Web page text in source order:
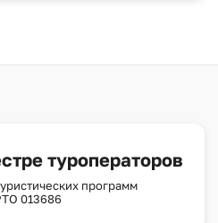
туроператоров
программ
013686